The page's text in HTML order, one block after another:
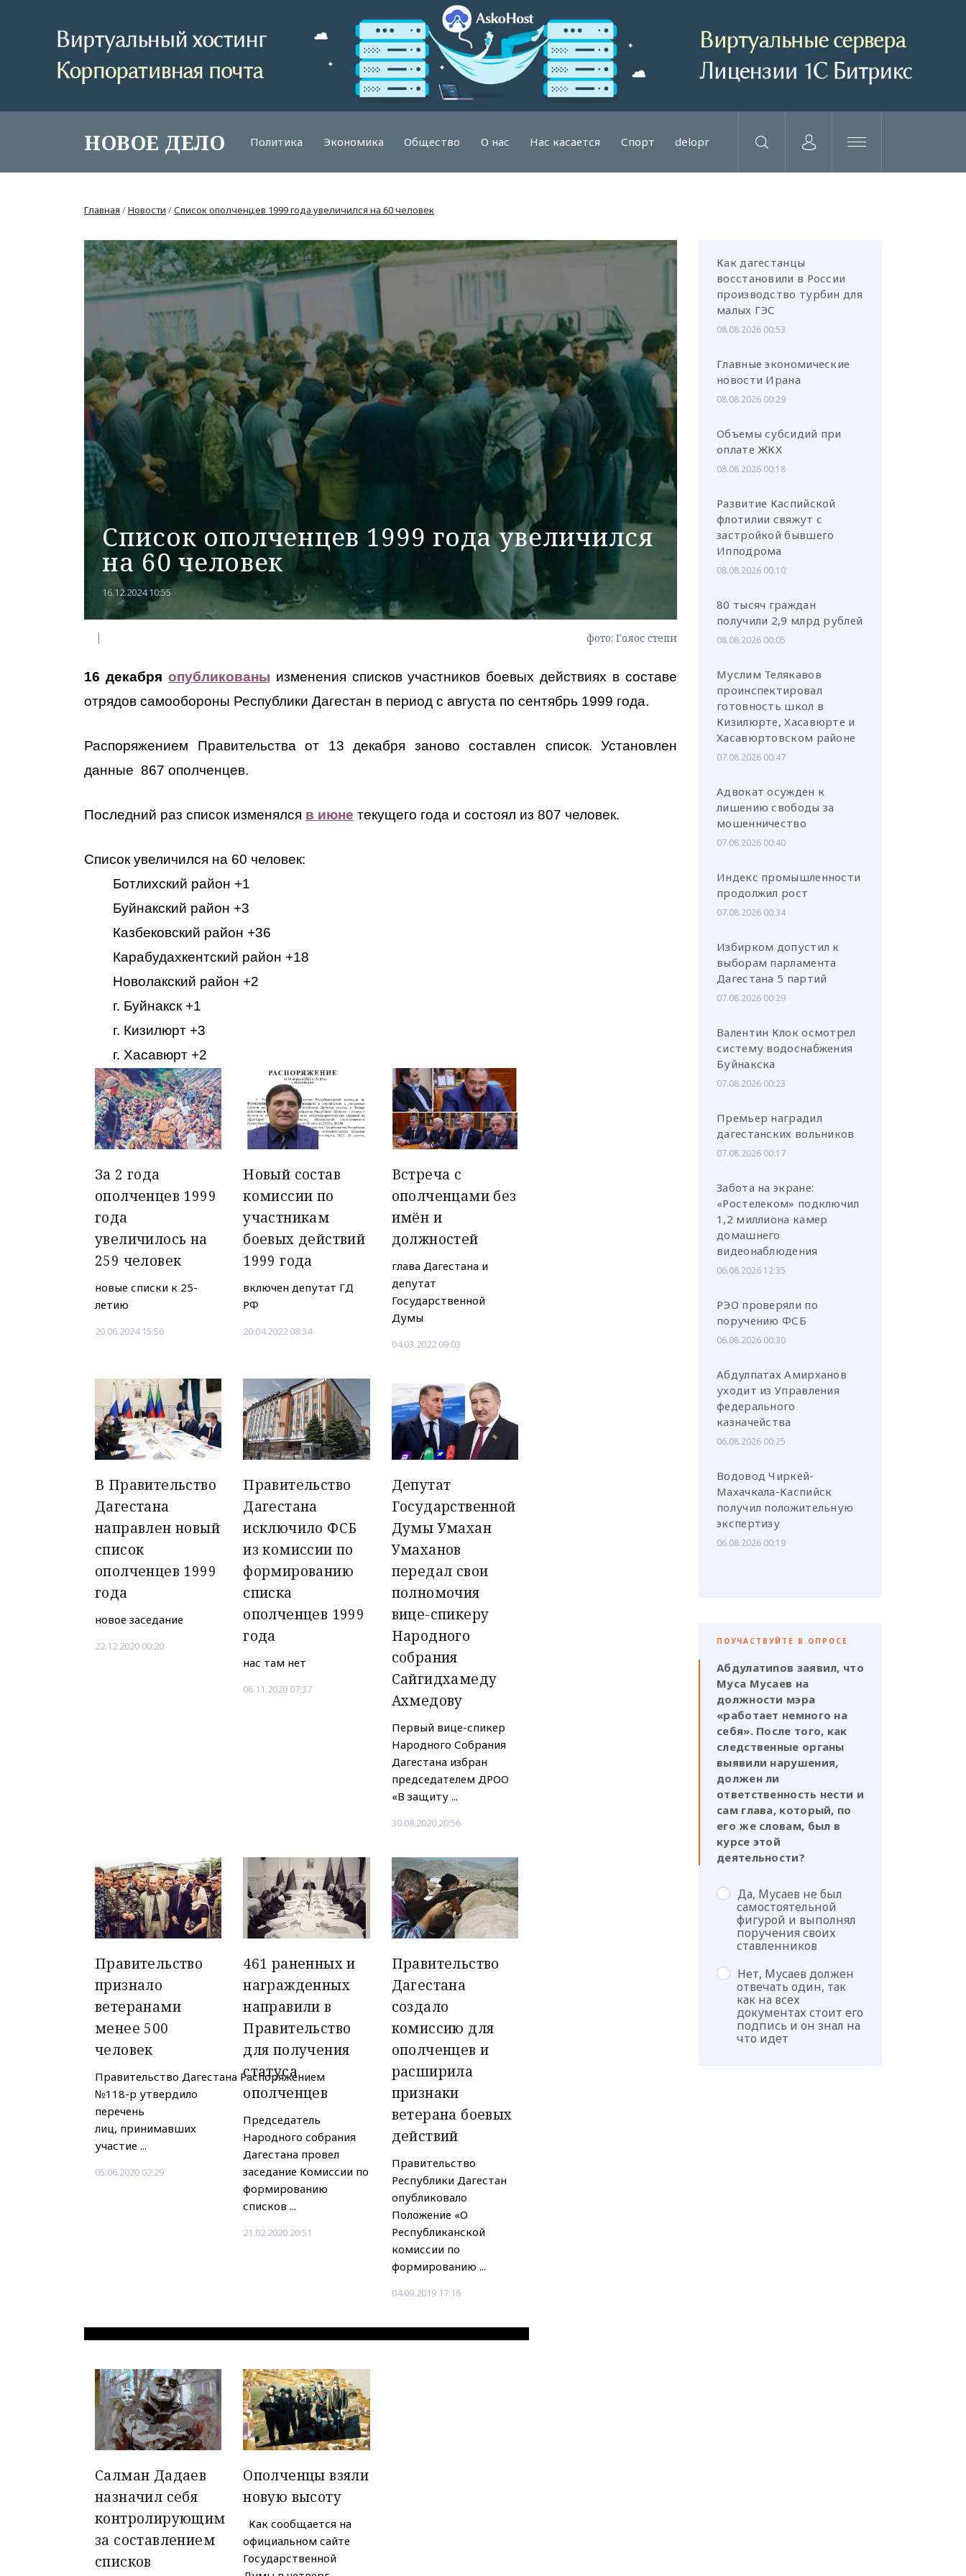
НОВОЕ ДЕЛО Политика Экономика Общество О нас Нас касается Спорт delopr
или через соц. сети
Главная /Новости /Список ополченцев 1999 года увеличился на 60 человек
Список ополченцев 1999 года увеличился
на 60 человек
16.12.2024 10:55
фото: Голос степи
16 декабря опубликованы изменения списков участников боевых действиях в составе
отрядов самообороны Республики Дагестан в период с августа по сентябрь 1999 года.
Распоряжением Правительства от 13 декабря заново составлен список. Установлен
данные 867 ополченцев.
Последний раз список изменялся в июне текущего года и состоял из 807 человек.
Список увеличился на 60 человек:
Ботлихский район +1
Буйнакский район +3
Казбековский район +36
Карабудахкентский район +18
Новолакский район +2
г. Буйнакск +1
г. Кизилюрт +3
г. Хасавюрт +2
За 2 года
ополченцев 1999
года
увеличилось на
259 человек
новые списки к 25-
летию
20.06.2024 15:56
Новый состав
комиссии по
участникам
боевых действий
1999 года
включен депутат ГД
РФ
20.04.2022 08:34
Встреча с
ополченцами без
имён и
должностей
глава Дагестана и
депутат
Государственной
Думы
04.03.2022 09:03
В Правительство
Дагестана
направлен новый
список
ополченцев 1999
года
новое заседание
22.12.2020 00:20
Правительство
Дагестана
исключило ФСБ
из комиссии по
формированию
списка
ополченцев 1999
года
нас там нет
06.11.2020 07:37
Депутат
Государственной
Думы Умахан
Умаханов
передал свои
полномочия
вице-спикеру
Народного
собрания
Сайгидхамеду
Ахмедову
Первый вице-спикер
Народного Собрания
Дагестана избран
председателем ДРОО
«В защиту ...
30.08.2020 20:56
Правительство
признало
ветеранами
менее 500
человек
Правительство Дагестана Распоряжением
№118-р утвердило
перечень
лиц, принимавших
участие ...
05.06.2020 02:29
461 раненных и
награжденных
направили в
Правительство
для получения
статуса
ополченцев
Председатель
Народного собрания
Дагестана провел
заседание Комиссии по
формированию
списков ...
21.02.2020 20:51
Правительство
Дагестана
создало
комиссию для
ополченцев и
расширила
признаки
ветерана боевых
действий
Правительство
Республики Дагестан
опубликовало
Положение «О
Республиканской
комиссии по
формированию ...
04.09.2019 17:16
Салман Дадаев
назначил себя
контролирующим
за составлением
списков
Ополченцы взяли
новую высоту
Как сообщается на
официальном сайте
Государственной
Как дагестанцы
восстановили в России
производство турбин для
малых ГЭС
08.08.2026 00:53
Главные экономические
новости Ирана
08.08.2026 00:29
Объемы субсидий при
оплате ЖКХ
08.08.2026 00:18
Развитие Каспийской
флотилии свяжут с
застройкой бывшего
Ипподрома
08.08.2026 00:10
80 тысяч граждан
получили 2,9 млрд рублей
08.08.2026 00:05
Муслим Телякавов
проинспектировал
готовность школ в
Кизилюрте, Хасавюрте и
Хасавюртовском районе
07.08.2026 00:47
Адвокат осужден к
лишению свободы за
мошенничество
07.08.2026 00:40
Индекс промышленности
продолжил рост
07.08.2026 00:34
Избирком допустил к
выборам парламента
Дагестана 5 партий
07.08.2026 00:29
Валентин Клок осмотрел
систему водоснабжения
Буйнакска
07.08.2026 00:23
Премьер наградил
дагестанских вольников
07.08.2026 00:17
Забота на экране:
«Ростелеком» подключил
1,2 миллиона камер
домашнего
видеонаблюдения
06.08.2026 12:35
РЭО проверяли по
поручению ФСБ
06.08.2026 00:30
Абдулпатах Амирханов
уходит из Управления
федерального
казначейства
06.08.2026 00:25
Водовод Чиркей-
Махачкала-Каспийск
получил положительную
экспертизу
06.08.2026 00:19
ПОУЧАСТВУЙТЕ В ОПРОСЕ
Абдулатипов заявил, что
Муса Мусаев на
должности мэра
«работает немного на
себя». После того, как
следственные органы
выявили нарушения,
должен ли
ответственность нести и
сам глава, который, по
его же словам, был в
курсе этой
деятельности?
Да, Мусаев не был
самостоятельной
фигурой и выполнял
поручения своих
ставленников
Нет, Мусаев должен
отвечать один, так
как на всех
документах стоит его
подпись и он знал на
что идет